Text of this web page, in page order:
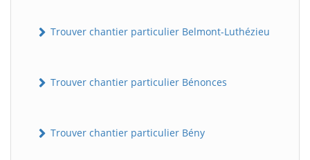
Trouver chantier particulier Belmont-Luthézieu
Trouver chantier particulier Bénonces
Trouver chantier particulier Bény